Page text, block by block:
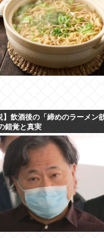
】飲酒後の「締めのラーメン
錯覚と真実